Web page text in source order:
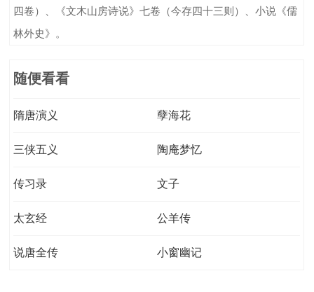
四卷）、《文木山房诗说》七卷（今存四十三则）、小说《儒
林外史》。
随便看看
隋唐演义 孽海花
三侠五义 陶庵梦忆
传习录 文子
太玄经 公羊传
说唐全传 小窗幽记